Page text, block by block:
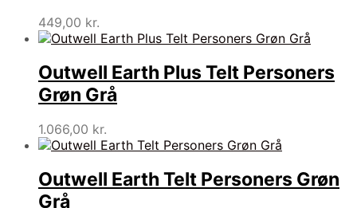
449,00 kr.
Outwell Earth Plus Telt Personers
Grøn Grå
1.066,00 kr.
Outwell Earth Telt Personers Grøn
Grå